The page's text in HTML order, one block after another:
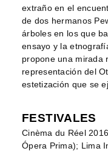
extraño en el
de dos hermanos
árboles en los que
ensayo y la
propone una mirada
representación del
estetización que se
FESTIVALES
Cinèma du Réel
Ópera Prima); Lima